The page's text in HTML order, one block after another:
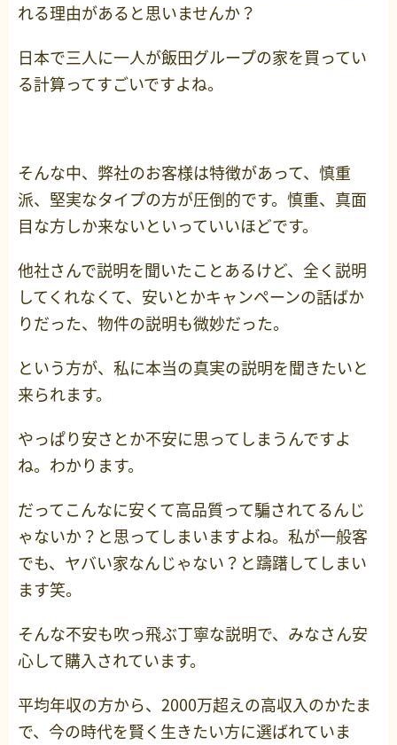
れる理由があると思いませんか？
日本で三人に一人が飯田グループの家を買ってい
る計算ってすごいですよね。
そんな中、弊社のお客様は特徴があって、慎重
派、堅実なタイプの方が圧倒的です。慎重、真面
目な方しか来ないといっていいほどです。
他社さんで説明を聞いたことあるけど、全く説明
してくれなくて、安いとかキャンペーンの話ばか
りだった、物件の説明も微妙だった。
という方が、私に本当の真実の説明を聞きたいと
来られます。
やっぱり安さとか不安に思ってしまうんですよ
ね。わかります。
だってこんなに安くて高品質って騙されてるんじ
ゃないか？と思ってしまいますよね。私が一般客
でも、ヤバい家なんじゃない？と躊躇してしまい
ます笑。
そんな不安も吹っ飛ぶ丁寧な説明で、みなさん安
心して購入されています。
平均年収の方から、2000万超えの高収入のかたま
で、今の時代を賢く生きたい方に選ばれていま